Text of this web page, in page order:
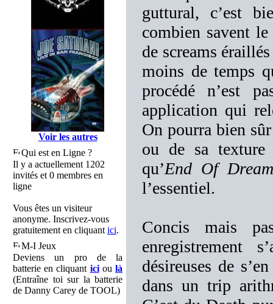
Voir les autres
Qui est en Ligne ?
Il y a actuellement 1202
invités et 0 membres en
ligne
Vous êtes un visiteur
anonyme. Inscrivez-vous
gratuitement en cliquant ici.
M-I Jeux
Deviens un pro de la
batterie en cliquant icioulà
(Entraîne toi sur la batterie
de Danny Carey de TOOL)
guttural, c’est
combien savent
de screams
moins de temps
procédé n’est
application qui
On pourra bien
ou de sa texture
qu’End Of
l’essentiel.
Concis mais
enregistrement
désireuses de
dans un trip